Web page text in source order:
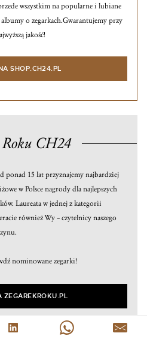
wszystkim na popularne i lubiane
o zegarkach.Gwarantujemy przy
jakość!
SHOP.CH24.PL
Roku CH24
ponad 15 lat przyznajemy najbardziej
w Polsce nagrody dla najlepszych
Laureata w jednej z kategorii
również Wy – czytelnicy naszego
nominowane zegarki!
ZEGAREKROKU.PL